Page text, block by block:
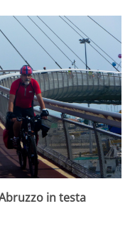
in testa